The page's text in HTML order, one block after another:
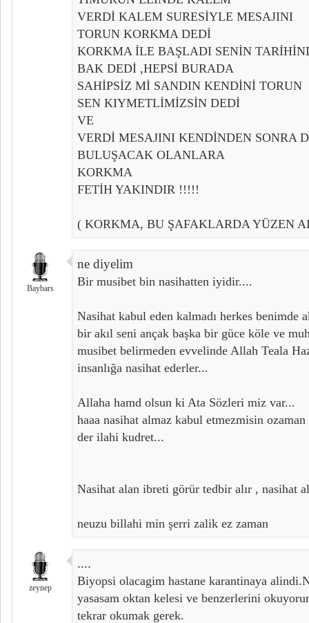
VERDİ KALEM SURESİYLE MESAJINI
TORUN KORKMA DEDİ
KORKMA İLE BAŞLADI SENİN
BAK DEDİ ,HEPSİ BURADA
SAHİPSİZ Mİ SANDIN KENDİNİ TORUN
SEN KIYMETLİMİZSİN DEDİ
VE
VERDİ MESAJINI KENDİNDEN SONRA
BULUŞACAK OLANLARA
KORKMA
FETİH YAKINDIR !!!!!
( KORKMA, BU ŞAFAKLARDA YÜZEN
Baybars
ne diyelim
Bir musibet bin nasihatten iyidir....
Nasihat kabul eden kalmadı herkes benimde
bir akıl seni ançak başka bir güce köle ve
musibet belirmeden evvelinde Allah Teala
insanlığa nasihat ederler...
Allaha hamd olsun ki Ata Sözleri miz var...
haaa nasihat almaz kabul etmezmisin
der ilahi kudret...
Nasihat alan ibreti görür tedbir alır , nasihat
neuzu billahi min şerri zalik ez zaman
zeynep
....
Biyopsi olacagim hastane karantinaya
yasasam oktan kelesi ve benzerlerini
tekrar okumak gerek.